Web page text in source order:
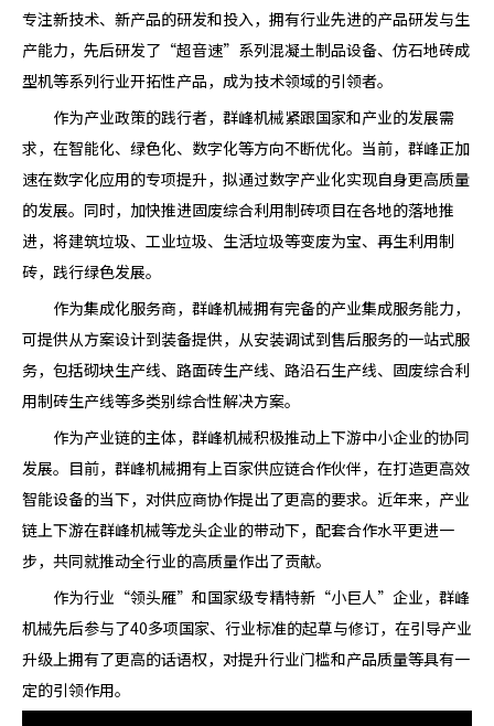
专注新技术、新产品的研发和投入，拥有行业先进的产品研发与生
产能力，先后研发了“超音速”系列混凝土制品设备、仿石地砖成
型机等系列行业开拓性产品，成为技术领域的引领者。
作为产业政策的践行者，群峰机械紧跟国家和产业的发展需
求，在智能化、绿色化、数字化等方向不断优化。当前，群峰正加
速在数字化应用的专项提升，拟通过数字产业化实现自身更高质量
的发展。同时，加快推进固废综合利用制砖项目在各地的落地推
进，将建筑垃圾、工业垃圾、生活垃圾等变废为宝、再生利用制
砖，践行绿色发展。
作为集成化服务商，群峰机械拥有完备的产业集成服务能力，
可提供从方案设计到装备提供，从安装调试到售后服务的一站式服
务，包括砌块生产线、路面砖生产线、路沿石生产线、固废综合利
用制砖生产线等多类别综合性解决方案。
作为产业链的主体，群峰机械积极推动上下游中小企业的协同
发展。目前，群峰机械拥有上百家供应链合作伙伴，在打造更高效
智能设备的当下，对供应商协作提出了更高的要求。近年来，产业
链上下游在群峰机械等龙头企业的带动下，配套合作水平更进一
步，共同就推动全行业的高质量作出了贡献。
作为行业“领头雁”和国家级专精特新“小巨人”企业，群峰
机械先后参与了40多项国家、行业标准的起草与修订，在引导产业
升级上拥有了更高的话语权，对提升行业门槛和产品质量等具有一
定的引领作用。